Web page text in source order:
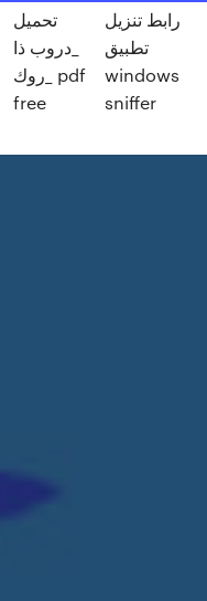
تحميل
_دروب ذا
روك_ pdf
free
رابط تنزيل
تطبيق
windows
sniffer